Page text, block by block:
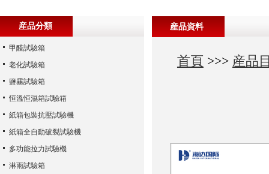
産品分類
甲醛試驗箱
老化試驗箱
鹽霧試驗箱
恒溫恒濕箱試驗箱
紙箱包裝抗壓試驗機
紙箱全自動破裂試驗機
多功能拉力試驗機
淋雨試驗箱
産品資料
首頁 >>> 産品